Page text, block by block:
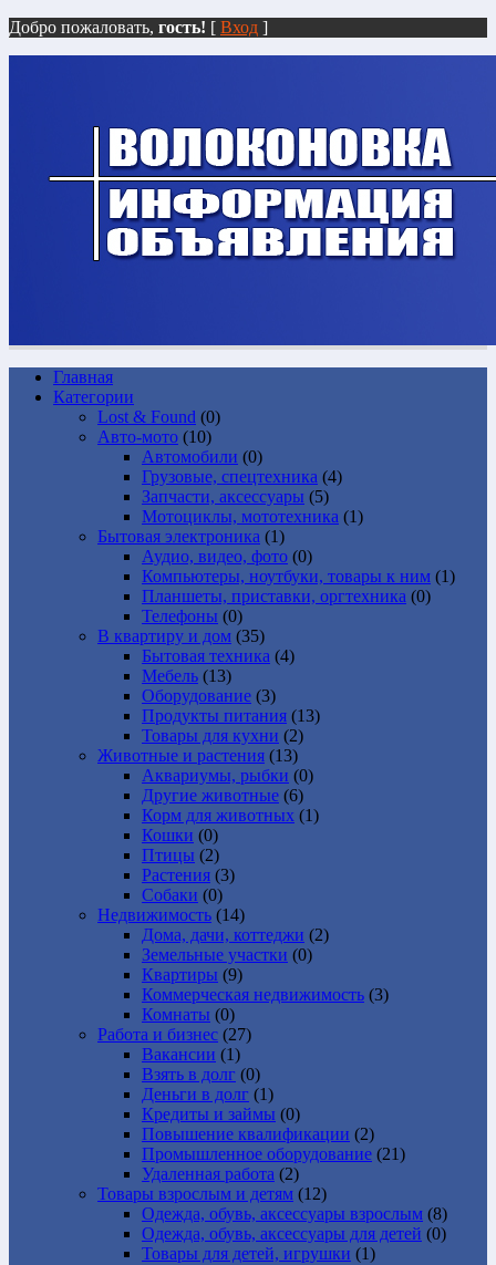
Добро пожаловать, гость! [ Вход ]
Главная
Категории
Lost & Found (0)
Авто-мото (10)
Автомобили (0)
Грузовые, спецтехника (4)
Запчасти, аксессуары (5)
Мотоциклы, мототехника (1)
Бытовая электроника (1)
Аудио, видео, фото (0)
Компьютеры, ноутбуки, товары к ним (1)
Планшеты, приставки, оргтехника (0)
Телефоны (0)
В квартиру и дом (35)
Бытовая техника (4)
Мебель (13)
Оборудование (3)
Продукты питания (13)
Товары для кухни (2)
Животные и растения (13)
Аквариумы, рыбки (0)
Другие животные (6)
Корм для животных (1)
Кошки (0)
Птицы (2)
Растения (3)
Собаки (0)
Недвижимость (14)
Дома, дачи, коттеджи (2)
Земельные участки (0)
Квартиры (9)
Коммерческая недвижимость (3)
Комнаты (0)
Работа и бизнес (27)
Вакансии (1)
Взять в долг (0)
Деньги в долг (1)
Кредиты и займы (0)
Повышение квалификации (2)
Промышленное оборудование (21)
Удаленная работа (2)
Товары взрослым и детям (12)
Одежда, обувь, аксессуары взрослым (8)
Одежда, обувь, аксессуары для детей (0)
Товары для детей, игрушки (1)